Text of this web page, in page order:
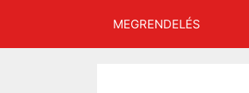
MEGRENDELÉS